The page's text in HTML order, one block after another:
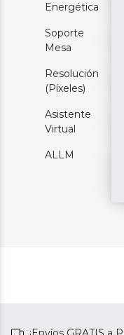
Energética
Soporte
Mesa
Resolución
(Píxeles)
Asistente
Virtual
ALLM